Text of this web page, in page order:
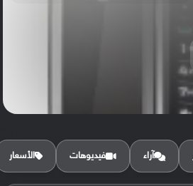
آراء فيديوهات الأسعار